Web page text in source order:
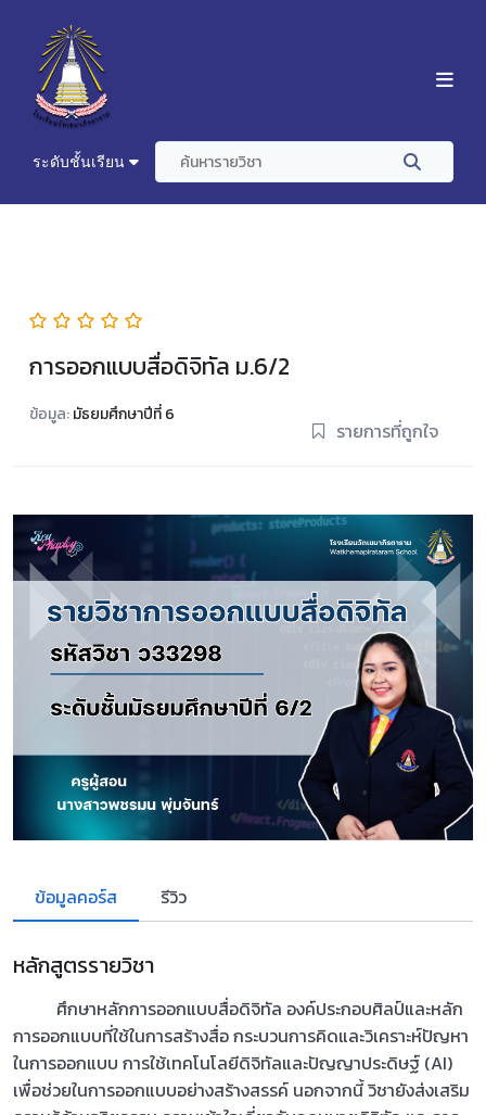
ระดับชั้นเรียน
การออกแบบสื่อดิจิทัล ม.6/2
ข้อมูล:มัธยมศึกษาปีที่ 6
รายการที่ถูกใจ
ข้อมูลคอร์ส รีวิว
หลักสูตรรายวิชา
ศึกษาหลักการออกแบบสื่อดิจิทัล องค์ประกอบศิลป์และหลัก
การออกแบบที่ใช้ในการสร้างสื่อ กระบวนการคิดและวิเคราะห์ปัญหา
ในการออกแบบ การใช้เทคโนโลยีดิจิทัลและปัญญาประดิษฐ์ (AI)
เพื่อช่วยในการออกแบบอย่างสร้างสรรค์ นอกจากนี้ วิชายังส่งเสริม